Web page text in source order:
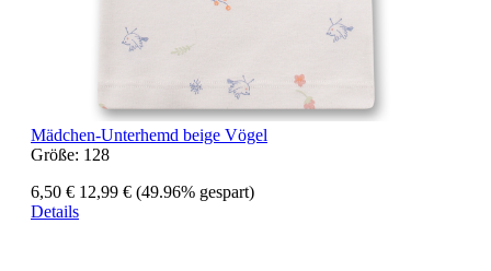
Mädchen-Unterhemd beige Vögel
Größe: 128
6,50 € 12,99 € (49.96% gespart)
Details